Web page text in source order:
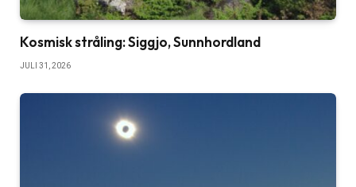
Kosmisk stråling: Siggjo, Sunnhordland
JULI 31, 2026